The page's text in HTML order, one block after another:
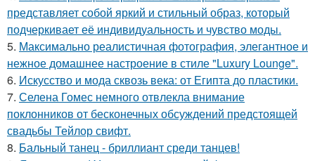
представляет собой яркий и стильный образ, который
подчеркивает её индивидуальность и чувство моды.
5. Максимально реалистичная фотография, элегантное и
нежное домашнее настроение в стиле "Luxury Lounge".
6. Искусство и мода сквозь века: от Египта до пластики.
7. Селена Гомес немного отвлекла внимание
поклонников от бесконечных обсуждений предстоящей
свадьбы Тейлор свифт.
8. Бальный танец - бриллиант среди танцев!